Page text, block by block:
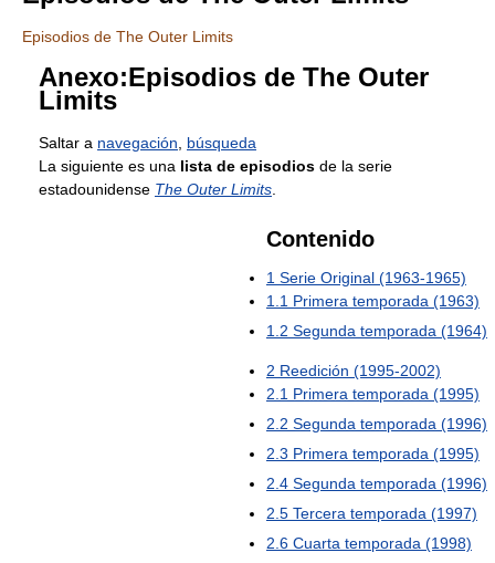
Episodios de The Outer Limits
Anexo:Episodios de The Outer
Limits
Saltar a navegación
búsqueda
La siguiente es una lista de episodios de la serie
estadounidense The Outer Limits
Contenido
1 Serie Original (1963-1965)
1.1 Primera temporada (1963)
1.2 Segunda temporada (1964)
2 Reedición (1995-2002)
2.1 Primera temporada (1995)
2.2 Segunda temporada (1996)
2.3 Primera temporada (1995)
2.4 Segunda temporada (1996)
2.5 Tercera temporada (1997)
2.6 Cuarta temporada (1998)